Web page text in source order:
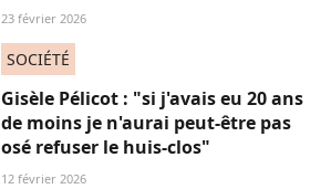
23 février 2026
SOCIÉTÉ
Gisèle Pélicot : "si j'avais eu 20 ans
de moins je n'aurai peut-être pas
osé refuser le huis-clos"
12 février 2026